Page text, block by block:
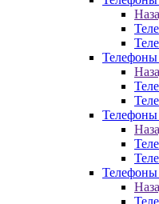
Телефоны
Телефоны